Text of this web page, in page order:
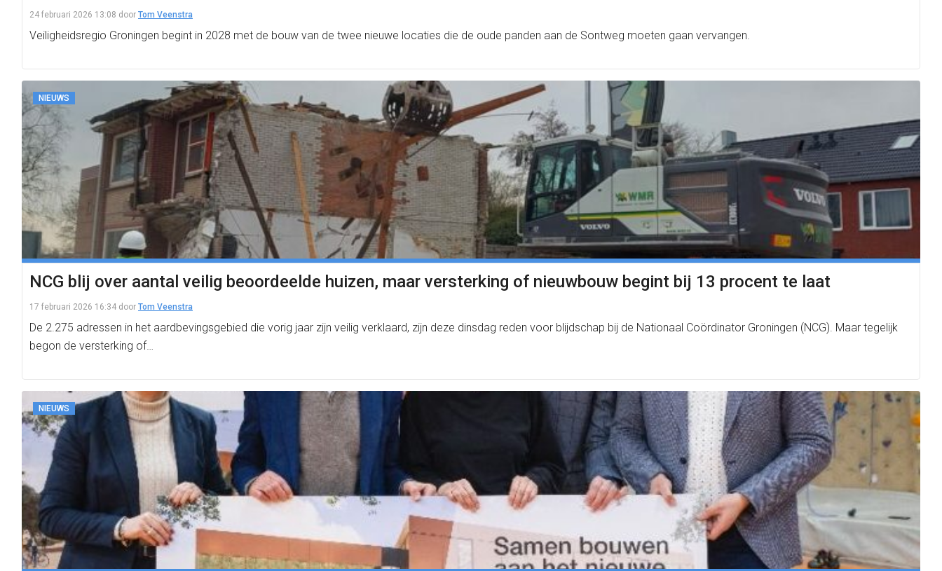
24 februari 2026 13:08 door Tom Veenstra
Veiligheidsregio Groningen begint in 2028 met de bouw van de twee nieuwe locaties die de oude panden aan de Sontweg moeten gaan vervangen.
NIEUWS
NCG blij over aantal veilig beoordeelde huizen, maar versterking of nieuwbouw begint bij 13 procent te laat
17 februari 2026 16:34 door Tom Veenstra
De 2.275 adressen in het aardbevingsgebied die vorig jaar zijn veilig verklaard, zijn deze dinsdag reden voor blijdschap bij de Nationaal Coördinator Groningen (NCG). Maar tegelijk
begon de versterking of…
NIEUWS